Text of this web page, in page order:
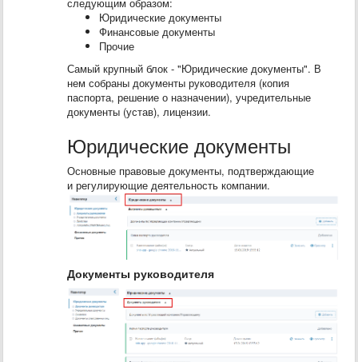
Юридические документы
Финансовые документы
Прочие
Самый крупный блок - "Юридические документы". В
нем собраны документы руководителя (копия
паспорта, решение о назначении), учредительные
документы (устав), лицензии.
Юридические документы
Основные правовые документы, подтверждающие
и регулирующие деятельность компании.
Документы руководителя